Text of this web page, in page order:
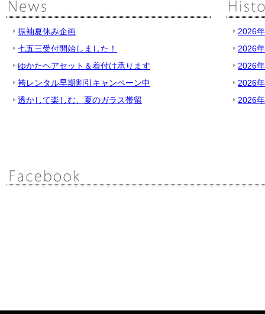
振袖夏休み企画
七五三受付開始しました！
ゆかたヘアセット＆着付け承ります
袴レンタル早期割引キャンペーン中
透かして楽しむ、夏のガラス帯留
2026
2026
2026
2026
2026